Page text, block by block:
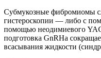
Субмукозные фибромиомы
гистероскопии — либо с
помощью неодимиевого
подготовка GnRHa
всасывания жидкости